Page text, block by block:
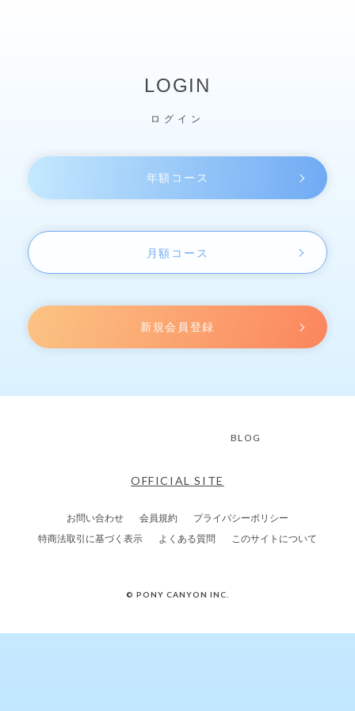
LOGIN
ログイン
年額コース
月額コース
新規会員登録
BLOG
OFFICIAL SITE
お問い合わせ 会員規約
プライバシーポリシー
特商法取引に基づく表示
よくある質問 このサイトについて
© PONY CANYON INC.